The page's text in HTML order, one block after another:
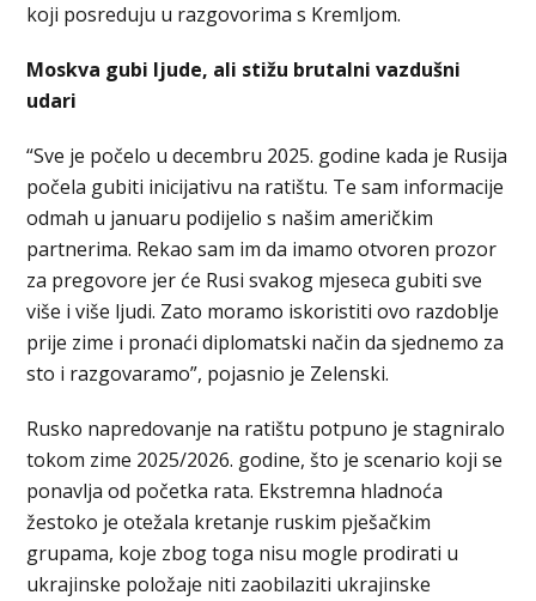
koji posreduju u razgovorima s Kremljom.
Moskva gubi ljude, ali stižu brutalni vazdušni
udari
“Sve je počelo u decembru 2025. godine kada je Rusija
počela gubiti inicijativu na ratištu. Te sam informacije
odmah u januaru podijelio s našim američkim
partnerima. Rekao sam im da imamo otvoren prozor
za pregovore jer će Rusi svakog mjeseca gubiti sve
više i više ljudi. Zato moramo iskoristiti ovo razdoblje
prije zime i pronaći diplomatski način da sjednemo za
sto i razgovaramo”, pojasnio je Zelenski.
Rusko napredovanje na ratištu potpuno je stagniralo
tokom zime 2025/2026. godine, što je scenario koji se
ponavlja od početka rata. Ekstremna hladnoća
žestoko je otežala kretanje ruskim pješačkim
grupama, koje zbog toga nisu mogle prodirati u
ukrajinske položaje niti zaobilaziti ukrajinske